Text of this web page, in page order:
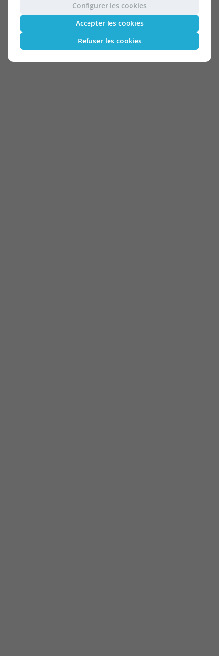
Configurer les cookies
Accepter les cookies
Refuser les cookies